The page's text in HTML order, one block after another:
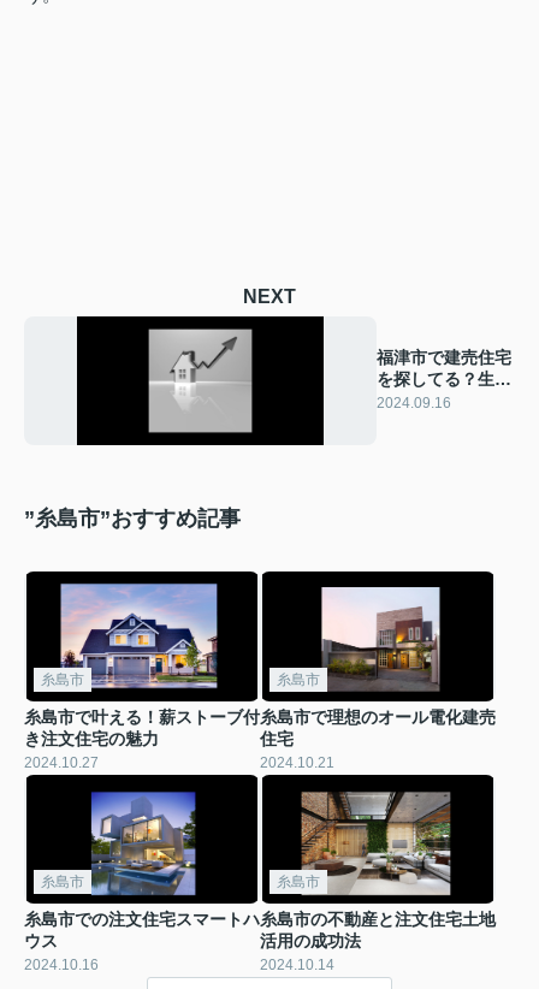
NEXT
福津市で建売住宅
を探してる？生活
便利な地域情報を
2024.09.16
”糸島市”おすすめ記事
糸島市
糸島市で叶える！薪ストーブ付
き注文住宅の魅力
2024.10.27
糸島市
糸島市で理想のオール電化建売
住宅
2024.10.21
糸島市
糸島市での注文住宅スマートハ
ウス
2024.10.16
糸島市
糸島市の不動産と注文住宅土地
活用の成功法
2024.10.14